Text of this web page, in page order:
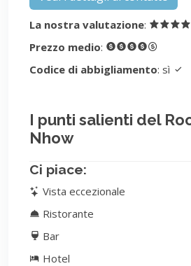
La nostra valutazione:
Prezzo medio:
Codice di abbigliamento: sì
I punti salienti del
Nhow
Ci piace:
Vista eccezionale
Ristorante
Bar
Hotel